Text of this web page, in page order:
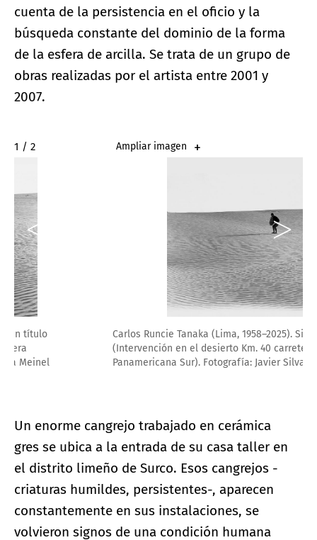
cuenta de la persistencia en el oficio y la
búsqueda constante del dominio de la forma
de la esfera de arcilla. Se trata de un grupo de
obras realizadas por el artista entre 2001 y
2007.
2 / 2 Ampliar imagen
Carlos Runcie Tanaka (Lima, 1958–2025). Sin título
(Intervención en el desierto Km. 40 carretera
Panamericana Sur). Fotografía: Javier Silva Meinel
Un enorme cangrejo trabajado en cerámica
gres se ubica a la entrada de su casa taller en
el distrito limeño de Surco. Esos cangrejos -
criaturas humildes, persistentes-, aparecen
constantemente en sus instalaciones, se
volvieron signos de una condición humana